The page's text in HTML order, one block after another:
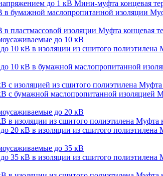
Мини-муфта концевая
Муфта концевая
до 10 кВ
Муфта
до 20 кВ
Муфта
до 35 кВ